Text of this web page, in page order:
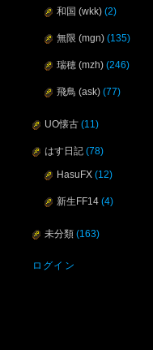
和国 (wkk) (2)
無限 (mgn) (135)
瑞穂 (mzh) (246)
飛鳥 (ask) (77)
UO懐古 (11)
はす日記 (78)
HasuFX (12)
新生FF14 (4)
未分類 (163)
ログイン